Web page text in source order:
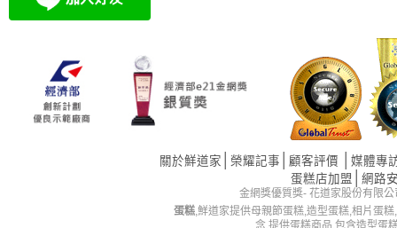
關於鮮道家 榮耀記事 顧客評價
媒體專
蛋糕店加盟
網路
金網獎優質獎- 花道家股份有限
蛋糕,鮮道家提供母親節蛋糕,造型蛋糕,相片蛋
念,提供蛋糕商品,包含造型蛋